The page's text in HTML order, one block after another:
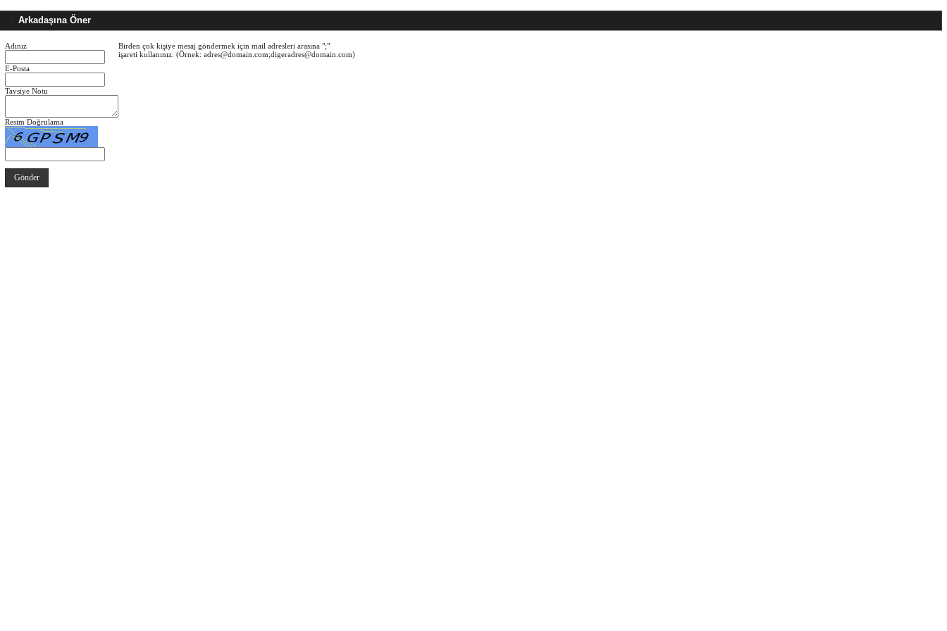
Arkadaşına Öner
Adınız
E-Posta
Tavsiye Notu
Resim Doğrulama
Birden çok kişiye mesaj göndermek için mail adresleri arasına ";"
işareti kullanınız. (Örnek: adres@domain.com;digeradres@domain.com)